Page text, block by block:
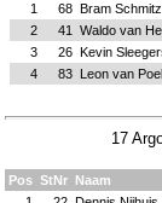
1
68 Bram Schmitz
2
41
Waldo van
3
26 Kevin
4
83 Leon van
17
Pos StNr
Naam